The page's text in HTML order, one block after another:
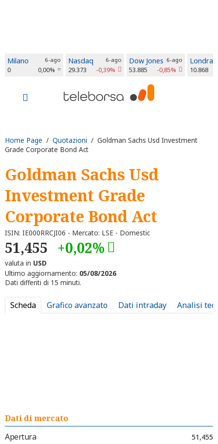
Milano 6-ago
0 0,00%
Nasdaq 6-ago
29.373 -0,39%
Dow Jones 6-ago
53.885 -0,85%
Londra
10.868
Home Page / Quotazioni / Goldman Sachs Usd Investment
Grade Corporate Bond Act
Goldman Sachs Usd
Investment Grade
Corporate Bond Act
ISIN: IE000RRCJI06 - Mercato: LSE - Domestic
51,455 +0,02%
valuta in USD
Ultimo aggiornamento: 05/08/2026
Dati differiti di 15 minuti.
Scheda Grafico avanzato Dati intraday Analisi
Dati di mercato
Apertura
51,455